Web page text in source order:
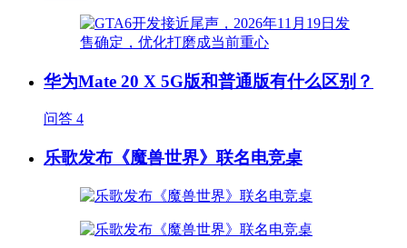
华为Mate 20 X 5G版和普通版有什么区别？
问答 4
乐歌发布《魔兽世界》联名电竞桌